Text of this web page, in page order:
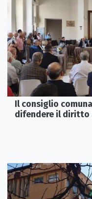
Il consiglio
difendere il diritto